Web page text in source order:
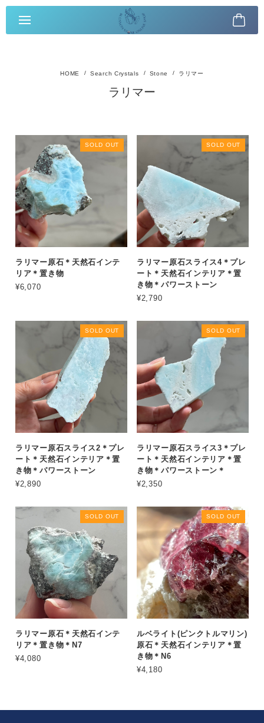
Search Crystals Stone ラリマー
ラリマー
SOLD OUT
ラリマー原石＊天然石インテ
リア＊置き物
¥6,070
SOLD OUT
ラリマー原石スライス4＊プレ
ート＊天然石インテリア＊置
き物＊パワーストーン
¥2,790
SOLD OUT
ラリマー原石スライス2＊プレ
ート＊天然石インテリア＊置
き物＊パワーストーン
¥2,890
SOLD OUT
ラリマー原石スライス3＊プレ
ート＊天然石インテリア＊置
き物＊パワーストーン＊
¥2,350
SOLD OUT
ラリマー原石＊天然石インテ
リア＊置き物＊N7
¥4,080
SOLD OUT
ルベライト(ピンクトルマリン)
原石＊天然石インテリア＊置
き物＊N6
¥4,180